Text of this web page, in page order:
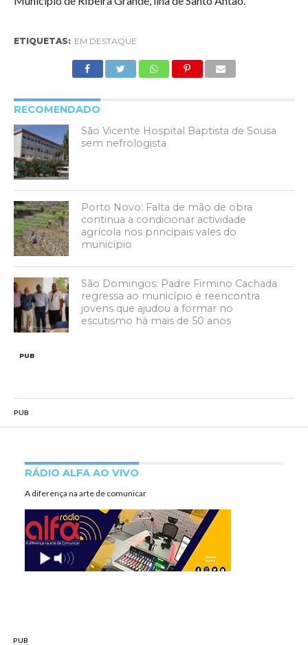
ETIQUETAS: EM DESTAQUE
RECOMENDADO
São Vicente Hospital Baptista de Sousa
sem nefrologista
Porto Novo: Falta de mão de obra
continua a condicionar actividade
agrícola nos principais vales do
município
São Domingos: Padre Firmino Cachada
regressa ao município e reencontra
jovens que ajudou a formar no
escutismo há mais de 50 anos
PUB
PUB
RÁDIO ALFA AO VIVO
A diferença na arte de comunicar
PUB